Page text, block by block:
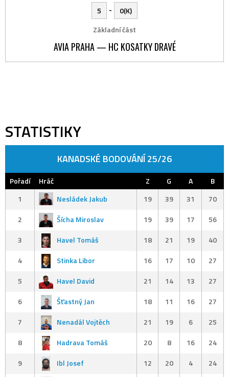
5
-
0(K)
Základní část
AVIA PRAHA — HC KOSATKY DRAVÉ
STATISTIKY
KANADSKÉ BODOVÁNÍ 25/26
Pořadí Hráč Z G A
B
1
Nesládek Jakub 19 39 31
70
2
Šícha Miroslav 19 39 17
56
3
Havel Tomáš 18 21 19
40
4
Stinka Libor 16 17 10
27
5
Havel David 21 14 13
27
6
Šťastný Jan 18 11 16
27
7
Nenadál Vojtěch 21 19 6
25
8
Hadrava Tomáš 20 8 16
24
9
Ibl Josef 12 20 4
24